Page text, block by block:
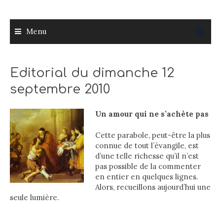
Menu
Editorial du dimanche 12
septembre 2010
Un amour qui ne s’achète pas
Cette parabole, peut-être la plus
connue de tout l’évangile, est
d’une telle richesse qu’il n’est
pas possible de la commenter
en entier en quelques lignes.
Alors, recueillons aujourd’hui une
seule lumière.